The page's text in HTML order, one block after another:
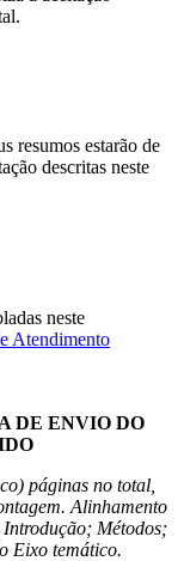
resumos estarão de
descritas neste
neste
Atendimento
DE ENVIO DO
páginas no total,
Alinhamento
Métodos;
Eixo temático.